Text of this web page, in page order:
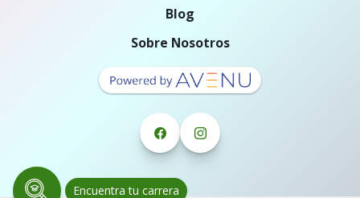
Encuentra tu carrera
Blog
Sobre Nosotros